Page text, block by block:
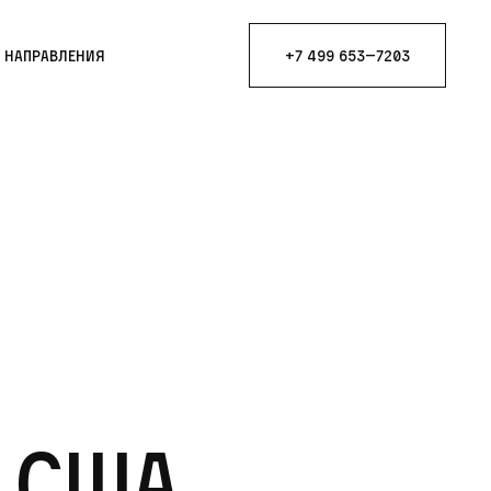
направления +7 499 653—7203